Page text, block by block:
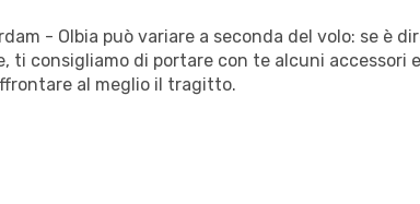
- Olbia può variare a seconda del volo: se è
ti consigliamo di portare con te alcuni accessori
al meglio il tragitto.